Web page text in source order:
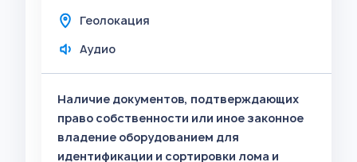
Геолокация
Аудио
Наличие документов, подтверждающих
право собственности или иное законное
владение оборудованием для
идентификации и сортировки лома и